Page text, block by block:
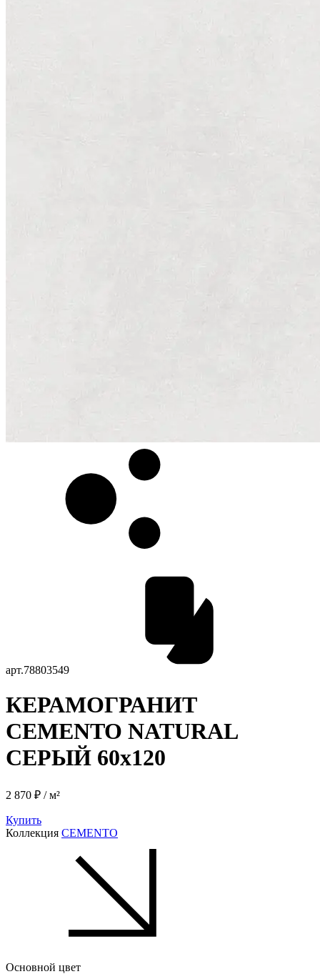
арт.78803549
КЕРАМОГРАНИТ
CEMENTO NATURAL
СЕРЫЙ 60x120
2 870 ₽ / м²
Купить
Коллекция CEMENTO
Основной цвет